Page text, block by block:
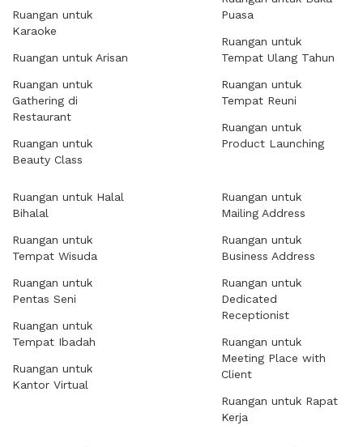
Ruangan untuk
Karaoke
Ruangan untuk Arisan
Ruangan untuk
Gathering di
Restaurant
Ruangan untuk
Beauty Class
Puasa
Ruangan untuk
Tempat Ulang Tahun
Ruangan untuk
Tempat Reuni
Ruangan untuk
Product Launching
Ruangan untuk Halal
Bihalal
Ruangan untuk
Tempat Wisuda
Ruangan untuk
Pentas Seni
Ruangan untuk
Tempat Ibadah
Ruangan untuk
Kantor Virtual
Ruangan untuk
Mailing Address
Ruangan untuk
Business Address
Ruangan untuk
Dedicated
Receptionist
Ruangan untuk
Meeting Place with
Client
Ruangan untuk Rapat
Kerja